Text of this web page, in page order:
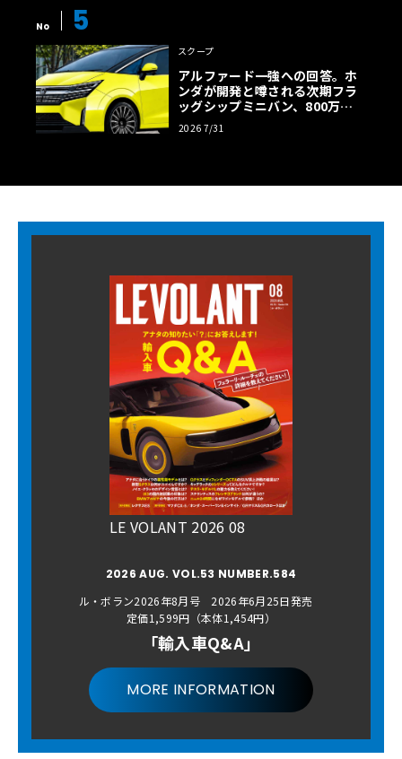
No 5
スクープ
アルファード一強への回答。ホ
ンダが開発と噂される次期フラ
ッグシップミニバン、800万円
超の勝算【予想CG】
2026 7/31
LE VOLANT 2026 08
2026 AUG. VOL.53 NUMBER.584
ル・ボラン2026年8月号 2026年6月25日発売
定価1,599円（本体1,454円）
「輸入車Q&A」
MORE INFORMATION